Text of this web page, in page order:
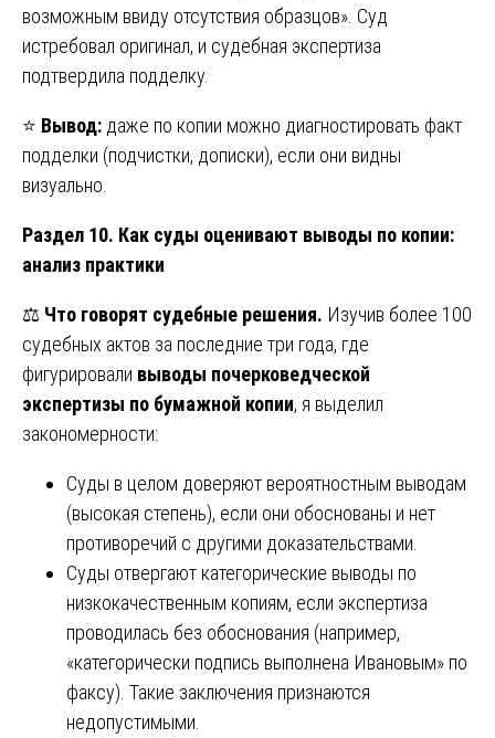
возможным ввиду отсутствия образцов». Суд
истребовал оригинал, и судебная экспертиза
подтвердила подделку.
⭐ Вывод: даже по копии можно диагностировать факт
подделки (подчистки, дописки), если они видны
визуально.
Раздел 10. Как суды оценивают выводы по копии:
анализ практики
⚖️ Что говорят судебные решения. Изучив более 100
судебных актов за последние три года, где
фигурировали выводы почерковедческой
экспертизы по бумажной копии, я выделил
закономерности:
Суды в целом доверяют вероятностным выводам
(высокая степень), если они обоснованы и нет
противоречий с другими доказательствами.
Суды отвергают категорические выводы по
низкокачественным копиям, если экспертиза
проводилась без обоснования (например,
«категорически подпись выполнена Ивановым» по
факсу). Такие заключения признаются
недопустимыми.